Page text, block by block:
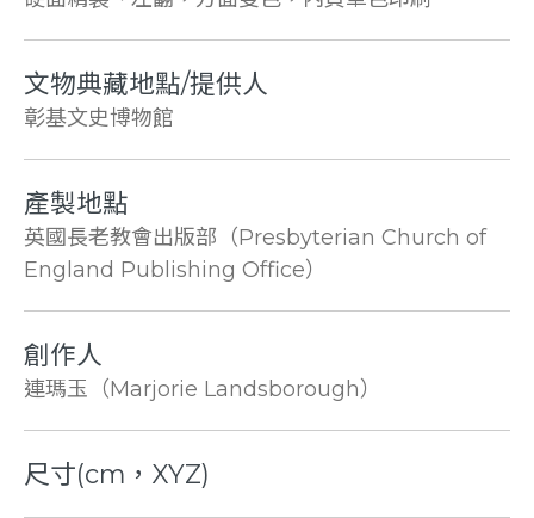
文物典藏地點/提供人
彰基文史博物館
產製地點
英國長老教會出版部（Presbyterian Church of
England Publishing Office）
創作人
連瑪玉（Marjorie Landsborough）
尺寸(cm，XYZ)